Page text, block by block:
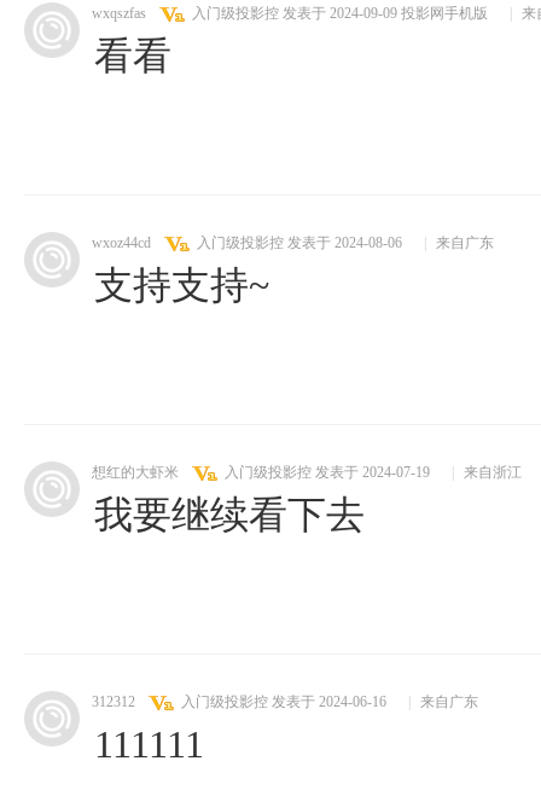
wxqszfas 入门级投影控 发表于 2024-09-09 投影网手机版 来
看看
wxoz44cd 入门级投影控 发表于 2024-08-06 来自广东
支持支持~
想红的大虾米 入门级投影控 发表于 2024-07-19 来自浙江
我要继续看下去
312312 入门级投影控 发表于 2024-06-16 来自广东
111111